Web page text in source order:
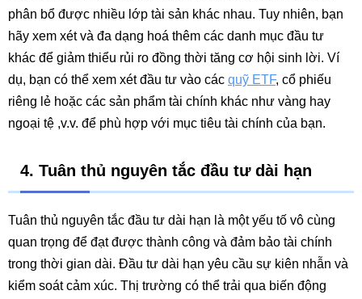
phân bổ được nhiều lớp tài sản khác nhau. Tuy nhiên, bạn
hãy xem xét và đa dạng hoá thêm các danh mục đầu tư
khác để giảm thiểu rủi ro đồng thời tăng cơ hội sinh lời. Ví
dụ, bạn có thể xem xét đầu tư vào các quỹ ETF, cổ phiếu
riêng lẻ hoặc các sản phẩm tài chính khác như vàng hay
ngoại tệ ,v.v. để phù hợp với mục tiêu tài chính của bạn.
4. Tuân thủ nguyên tắc đầu tư dài hạn
Tuân thủ nguyên tắc đầu tư dài hạn là một yếu tố vô cùng
quan trọng để đạt được thành công và đảm bảo tài chính
trong thời gian dài. Đầu tư dài hạn yêu cầu sự kiên nhẫn và
kiểm soát cảm xúc. Thị trường có thể trải qua biến động